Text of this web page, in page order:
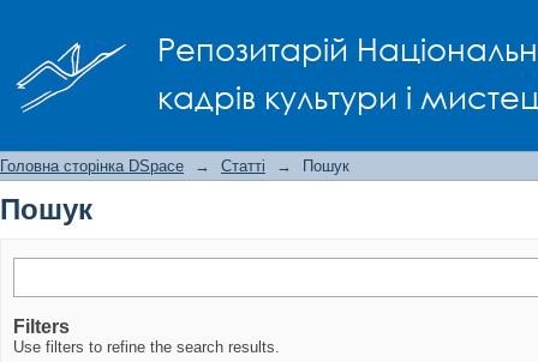
Репозитарій
кадрів культури і
Головна сторінка DSpace → Статті → Пошук
Пошук
Filters
Use filters to refine the search results.